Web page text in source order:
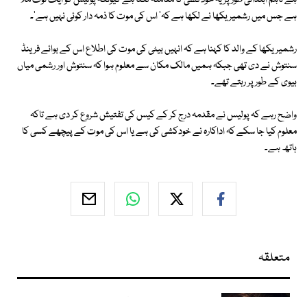
ہے جس میں رشمیریکھا نے لکھا ہے کہ' اس کی موت کا ذمہ دار کوئی نہیں ہے'۔
رشمیریکھا کے والد کا کہنا ہے کہ انہیں بیٹی کی موت کی اطلاع اس کے بوائے فرینڈ
سنتوش نے دی تھی جبکہ ہمیں مالک مکان سے معلوم ہوا کہ سنتوش اور رشمی میاں
بیوی کے طور پر رہتے تھے۔
واضح رہے کہ پولیس نے مقدمہ درج کر کے کیس کی تفتیش شروع کر دی ہے تاکہ
معلوم کیا جا سکے کہ اداکارہ نے خودکشی کی ہے یا اس کی موت کے پیچھے کسی کا
ہاتھ ہے۔
متعلقہ